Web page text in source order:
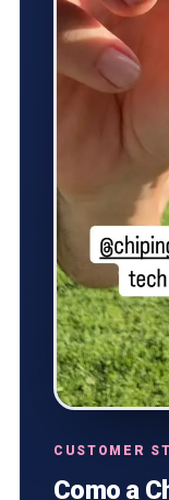
CUSTOMER
Como a